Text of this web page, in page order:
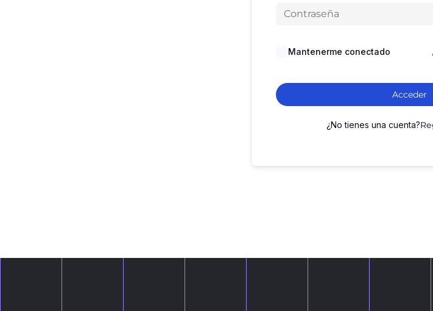
Mantenerme conectado
Acceder
¿No tienes una cuenta?